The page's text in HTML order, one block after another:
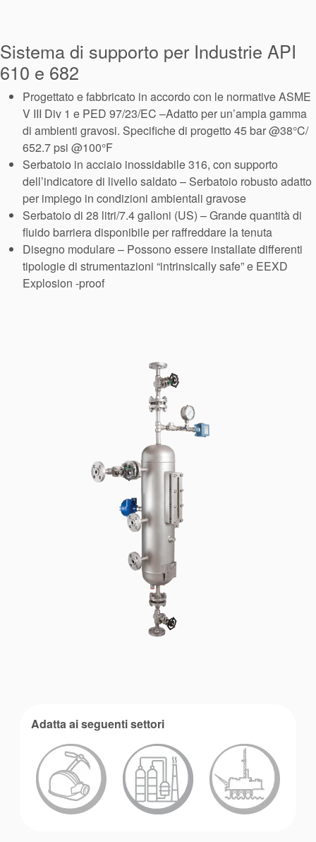
supporto per
guarnizioni
Certificazioni e standard
Locazioni
Sostenibilità
Sistema di supporto per Industrie API
610 e 682
Progettato e fabbricato in accordo con le normative ASME
V III Div 1 e PED 97/23/EC –Adatto per un’ampia gamma
di ambienti gravosi. Specifiche di progetto 45 bar @38°C/
652.7 psi @100°F
Serbatoio in acciaio inossidabile 316, con supporto
dell’indicatore di livello saldato – Serbatoio robusto adatto
per impiego in condizioni ambientali gravose
Serbatoio di 28 litri/7.4 galloni (US) – Grande quantità di
fluido barriera disponibile per raffreddare la tenuta
Disegno modulare – Possono essere installate differenti
tipologie di strumentazioni “intrinsically safe” e EEXD
Explosion -proof
Adatta ai seguenti settori